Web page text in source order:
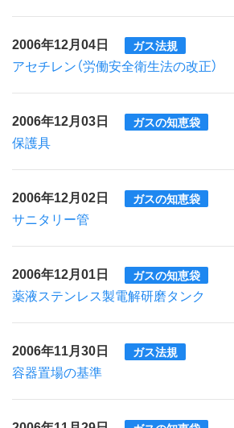
2006年12月04日 ガス法規
アセチレン（労働安全衛生法の改正）
2006年12月03日 ガスの知恵袋
保護具
2006年12月02日 ガスの知恵袋
サニタリー管
2006年12月01日 ガスの知恵袋
薬液ステンレス製電解研磨タンク
2006年11月30日 ガス法規
容器置場の基準